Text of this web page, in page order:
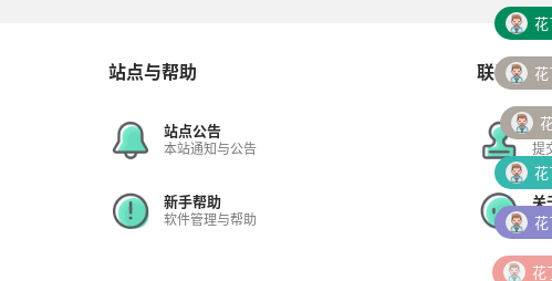
站点与帮助
站点公告
本站通知与公告
新手帮助
软件管理与帮助
联系与合
在
提
关
更
花
花
花
花